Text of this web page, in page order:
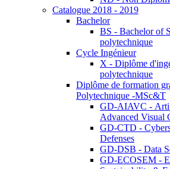
Catalogue 2018 - 2019
Bachelor
BS - Bachelor of
polytechnique
Cycle Ingénieur
X - Diplôme
polytechnique
Diplôme de formation
Polytechnique -MSc&T
GD-AIAVC -
Advanced Visual
GD-CTD -
Defenses
GD-DSB - Data
GD-ECOSEM -